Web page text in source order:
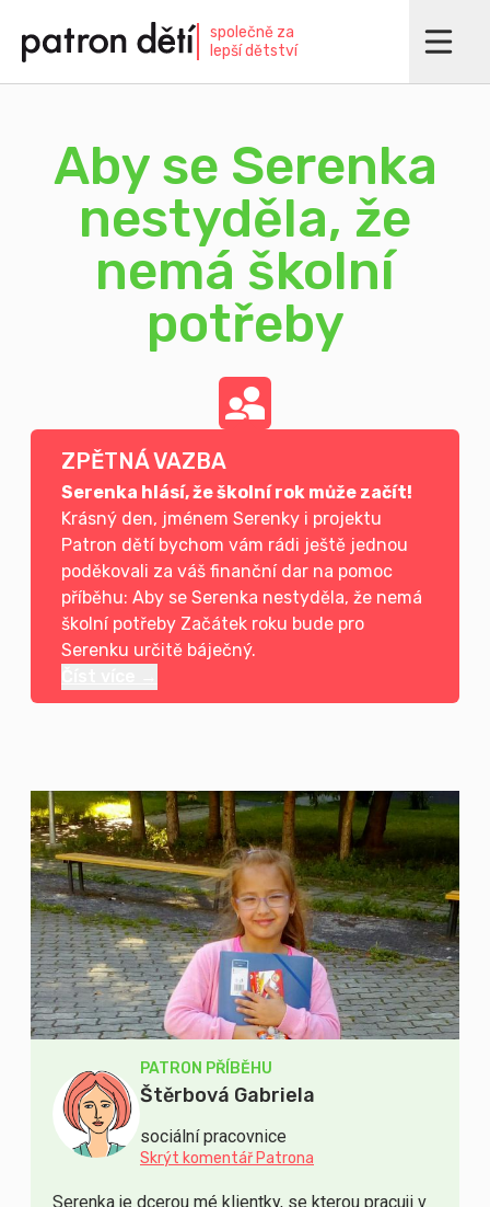
hlavnímu
obsahu
společně za
lepší dětství
Aby se Serenka
nestyděla, že
nemá školní
potřeby
ZPĚTNÁ VAZBA
Serenka hlásí, že školní rok může začít!
Krásný den, jménem Serenky i projektu
Patron dětí bychom vám rádi ještě jednou
poděkovali za váš finanční dar na pomoc
příběhu: Aby se Serenka nestyděla, že nemá
školní potřeby Začátek roku bude pro
Serenku určitě báječný.
PATRON PŘÍBĚHU
Štěrbová Gabriela
sociální pracovnice
Skrýt komentář Patrona
Serenka je dcerou mé klientky, se kterou pracuji v